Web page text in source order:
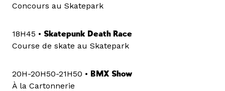
Concours au Skatepark
18H45 • Skatepunk Death Race
Course de skate au Skatepark
20H-20H50-21H50 • BMX Show
À la Cartonnerie